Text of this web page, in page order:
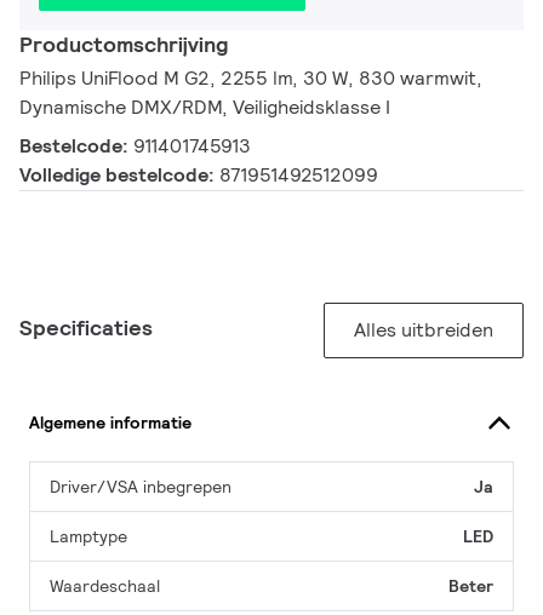
Productomschrijving
Philips UniFlood M G2, 2255 lm, 30 W, 830 warmwit,
Dynamische DMX/RDM, Veiligheidsklasse I
Bestelcode: 911401745913
Volledige bestelcode: 871951492512099
Specificaties Alles uitbreiden
Algemene informatie
Driver/VSA inbegrepen Ja
Lamptype LED
Waardeschaal Beter